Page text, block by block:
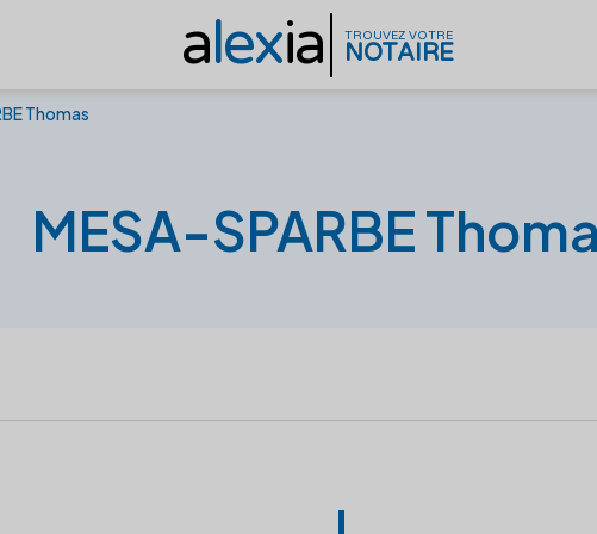
alexia TROUVEZ VOTRE
NOTAIRE
Thomas
MESA-SPARBE